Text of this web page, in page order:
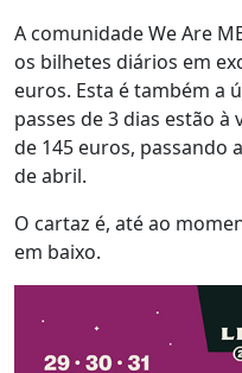
A comunidade We Are
os bilhetes diários em
euros. Esta é também a
passes de 3 dias estão
de 145 euros, passando
de abril.
O cartaz é, até ao
em baixo.